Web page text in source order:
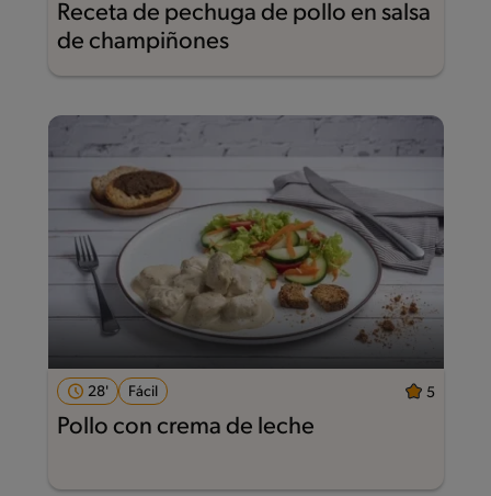
Receta de pechuga de pollo en salsa
de champiñones
28' Fácil 5
Pollo con crema de leche